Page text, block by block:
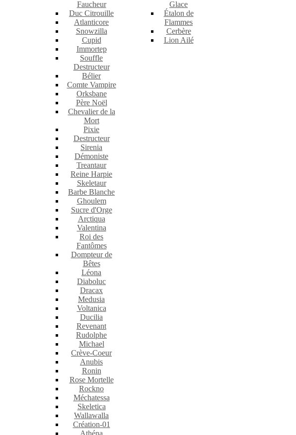
Faucheur
Duc Citrouille
Atlanticore
Snowzilla
Cupid
Immortep
Souffle
Destructeur
Bélier
Comte Vampire
Orksbane
Père Noël
Chevalier de la
Mort
Pixie
Destructeur
Sirenia
Démoniste
Treantaur
Reine Harpie
Skeletaur
Barbe Blanche
Ghoulem
Sucre d'Orge
Arctiqua
Valentina
Roi des
Fantômes
Dompteur de
Bêtes
Léona
Diaboluc
Dracax
Medusia
Voltanica
Ducilia
Revenant
Rudolphe
Michael
Crève-Coeur
Anubis
Ronin
Rose Mortelle
Rockno
Méchatessa
Skeletica
Wallawalla
Création-01
Glace
Étalon de
Flammes
Cerbère
Lion Ailé